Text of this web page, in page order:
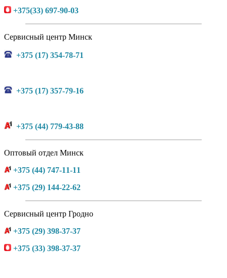
+375(33) 697-90-03
Сервисный центр Минск
+375 (17) 354-78-71
+375 (17) 357-79-16
+375 (44) 779-43-88
Оптовый отдел Минск
+375 (44) 747-11-11
+375 (29) 144-22-62
Сервисный центр Гродно
+375 (29) 398-37-37
+375 (33) 398-37-37